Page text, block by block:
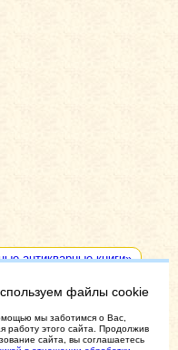
антикварные книги»
файлы cookie
мы заботимся о Вас,
работу этого сайта. Продолжив
сайта, вы соглашаетесь